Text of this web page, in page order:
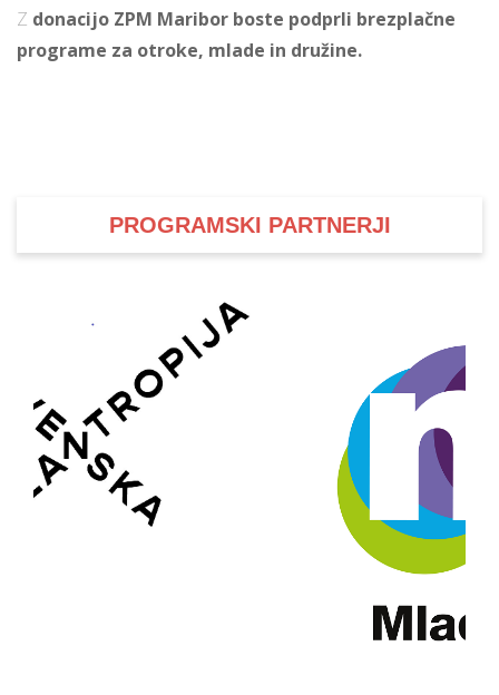
Z donacijo ZPM Maribor boste podprli brezplačne
programe za otroke, mlade in družine.
PROGRAMSKI PARTNERJI